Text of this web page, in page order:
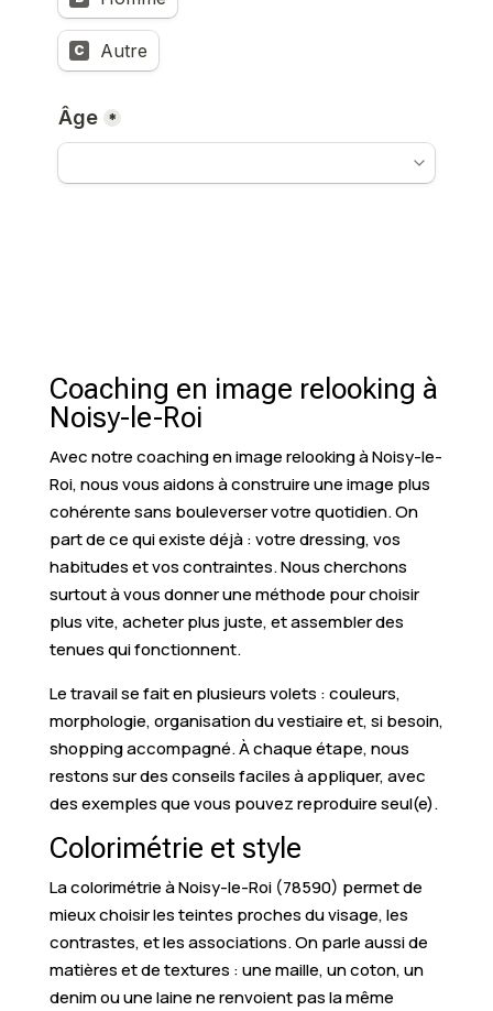
Coaching en image relooking à
Noisy-le-Roi
Avec notre coaching en image relooking à Noisy-le-
Roi, nous vous aidons à construire une image plus
cohérente sans bouleverser votre quotidien. On
part de ce qui existe déjà : votre dressing, vos
habitudes et vos contraintes. Nous cherchons
surtout à vous donner une méthode pour choisir
plus vite, acheter plus juste, et assembler des
tenues qui fonctionnent.
Le travail se fait en plusieurs volets : couleurs,
morphologie, organisation du vestiaire et, si besoin,
shopping accompagné. À chaque étape, nous
restons sur des conseils faciles à appliquer, avec
des exemples que vous pouvez reproduire seul(e).
Colorimétrie et style
La colorimétrie à Noisy-le-Roi (78590) permet de
mieux choisir les teintes proches du visage, les
contrastes, et les associations. On parle aussi de
matières et de textures : une maille, un coton, un
denim ou une laine ne renvoient pas la même